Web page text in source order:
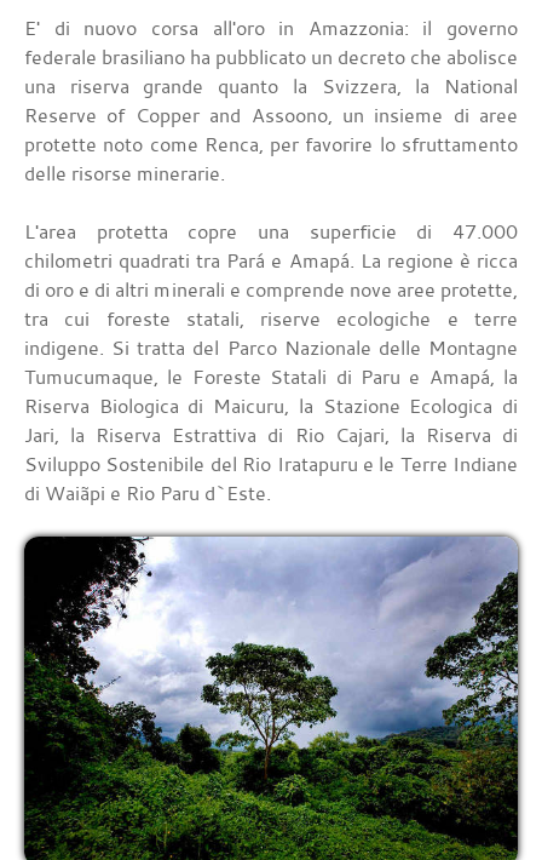
E' di nuovo corsa all'oro in Amazzonia: il governo
federale brasiliano ha pubblicato un decreto che abolisce
una riserva grande quanto la Svizzera, la National
Reserve of Copper and Assoono, un insieme di aree
protette noto come Renca, per favorire lo sfruttamento
delle risorse minerarie.
L'area protetta copre una superficie di 47.000
chilometri quadrati tra Pará e Amapá. La regione è ricca
di oro e di altri minerali e comprende nove aree protette,
tra cui foreste statali, riserve ecologiche e terre
indigene. Si tratta del Parco Nazionale delle Montagne
Tumucumaque, le Foreste Statali di Paru e Amapá, la
Riserva Biologica di Maicuru, la Stazione Ecologica di
Jari, la Riserva Estrattiva di Rio Cajari, la Riserva di
Sviluppo Sostenibile del Rio Iratapuru e le Terre Indiane
di Waiãpi e Rio Paru d`Este.